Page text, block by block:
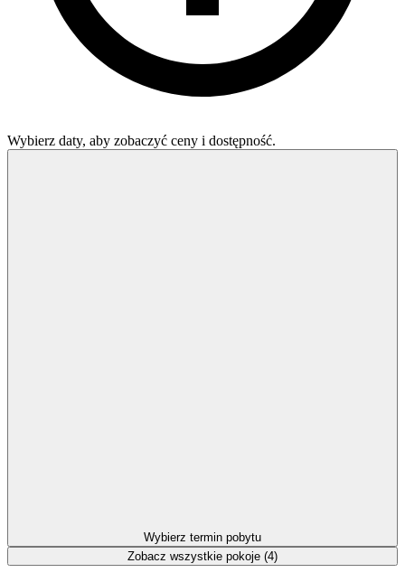
Wybierz daty, aby zobaczyć ceny i dostępność.
Wybierz termin pobytu
Zobacz wszystkie pokoje (4)